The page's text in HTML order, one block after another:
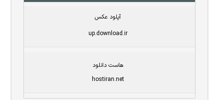
آپلود عکس
up.download.ir
هاست دانلود
hostiran.net